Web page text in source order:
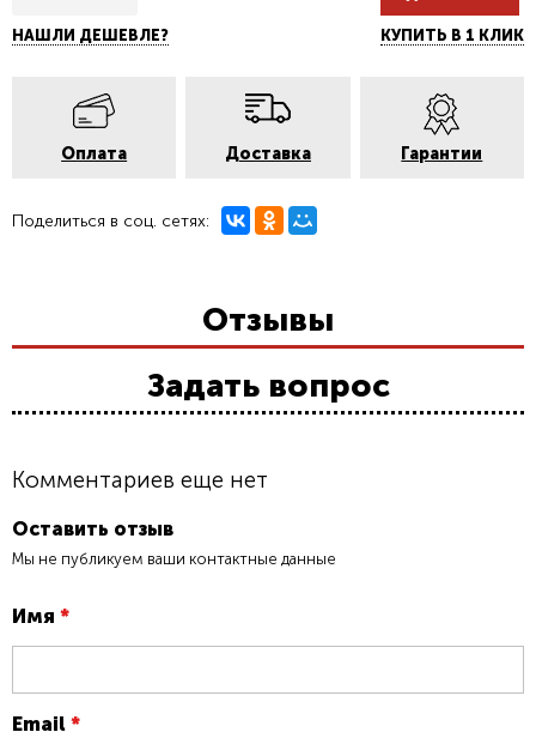
НАШЛИ ДЕШЕВЛЕ? КУПИТЬ В 1 КЛИК
Оплата Доставка Гарантии
Поделиться в соц. сетях:
Отзывы
Задать вопрос
Комментариев еще нет
Оставить отзыв
Мы не публикуем ваши контактные данные
Имя *
Email *